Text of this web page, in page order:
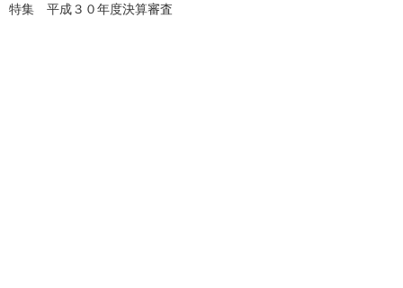
特集 平成３０年度決算審査